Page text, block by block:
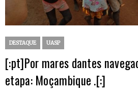
DESTAQUE UASP
[:pt]Por mares dantes
etapa: Moçambique .[:]